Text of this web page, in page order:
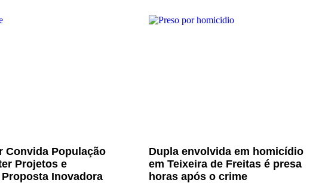
Convida População
Projetos e
Inovadora
Dupla envolvida em homicídio
em Teixeira de Freitas é presa
horas após o crime